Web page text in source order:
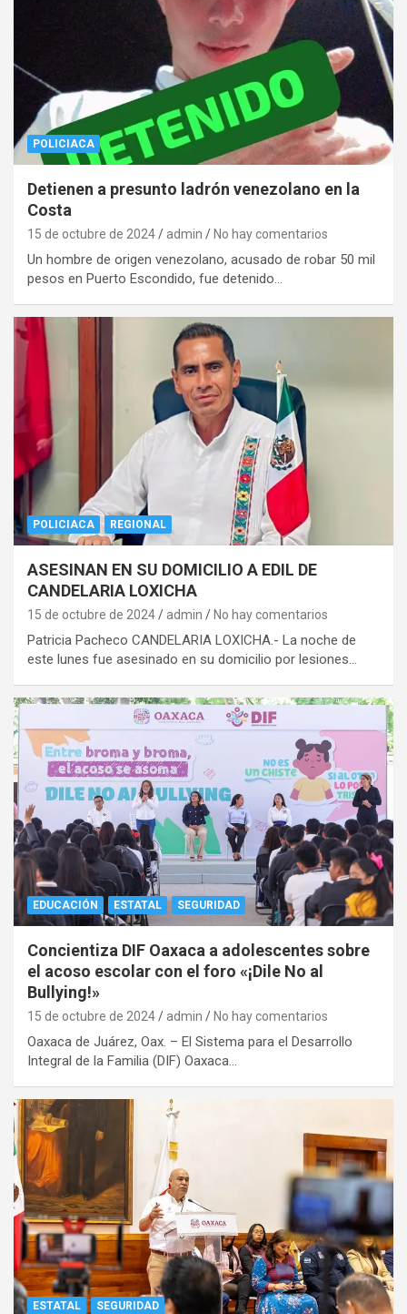
POLICIACA
Detienen a presunto ladrón venezolano en la
Costa
15 de octubre de 2024 admin No hay comentarios
Un hombre de origen venezolano, acusado de robar 50 mil
pesos en Puerto Escondido, fue detenido…
POLICIACA REGIONAL
ASESINAN EN SU DOMICILIO A EDIL DE
CANDELARIA LOXICHA
15 de octubre de 2024 admin No hay comentarios
Patricia Pacheco CANDELARIA LOXICHA.- La noche de
este lunes fue asesinado en su domicilio por lesiones…
EDUCACIÓN ESTATAL SEGURIDAD
Concientiza DIF Oaxaca a adolescentes sobre
el acoso escolar con el foro «¡Dile No al
Bullying!»
15 de octubre de 2024 admin No hay comentarios
Oaxaca de Juárez, Oax. – El Sistema para el Desarrollo
Integral de la Familia (DIF) Oaxaca…
ESTATAL SEGURIDAD